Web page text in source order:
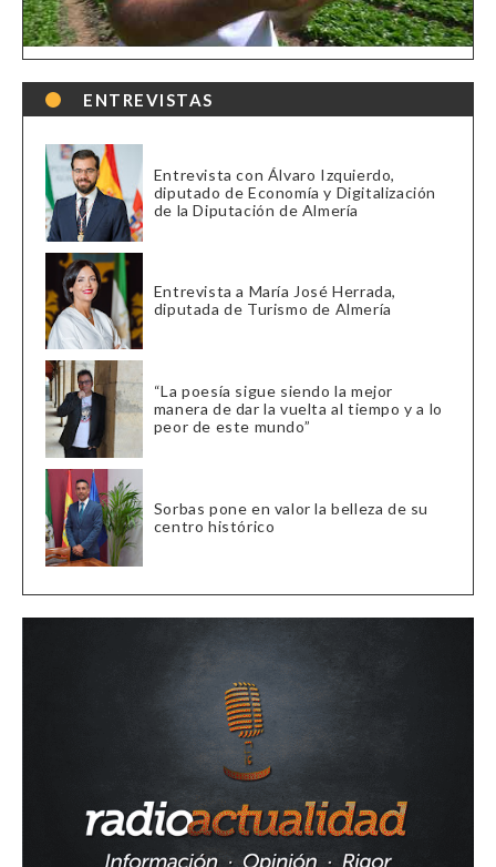
ENTREVISTAS
Entrevista con Álvaro Izquierdo,
diputado de Economía y Digitalización
de la Diputación de Almería
Entrevista a María José Herrada,
diputada de Turismo de Almería
“La poesía sigue siendo la mejor
manera de dar la vuelta al tiempo y a lo
peor de este mundo”
Sorbas pone en valor la belleza de su
centro histórico